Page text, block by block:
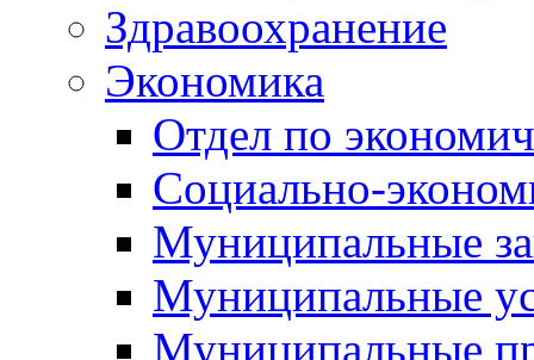
Здравоохранение
Экономика
Отдел по
Социально-
Муниципальные
Муниципальные
Муниципальные